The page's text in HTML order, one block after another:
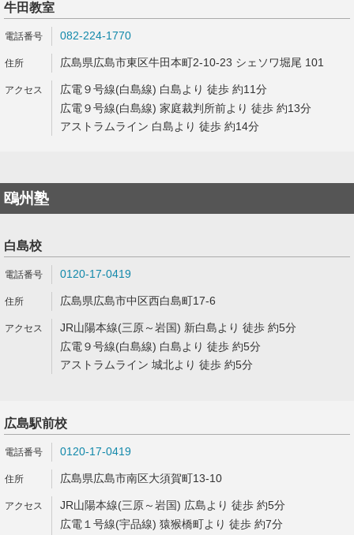
牛田教室
082-224-1770
広島県広島市東区牛田本町2-10-23 シェソワ堀尾 101
広電９号線(白島線) 白島より 徒歩 約11分
広電９号線(白島線) 家庭裁判所前より 徒歩 約13分
アストラムライン 白島より 徒歩 約14分
鴎州塾
白島校
0120-17-0419
広島県広島市中区西白島町17-6
JR山陽本線(三原～岩国) 新白島より 徒歩 約5分
広電９号線(白島線) 白島より 徒歩 約5分
アストラムライン 城北より 徒歩 約5分
広島駅前校
0120-17-0419
広島県広島市南区大須賀町13-10
JR山陽本線(三原～岩国) 広島より 徒歩 約5分
広電１号線(宇品線) 猿猴橋町より 徒歩 約7分